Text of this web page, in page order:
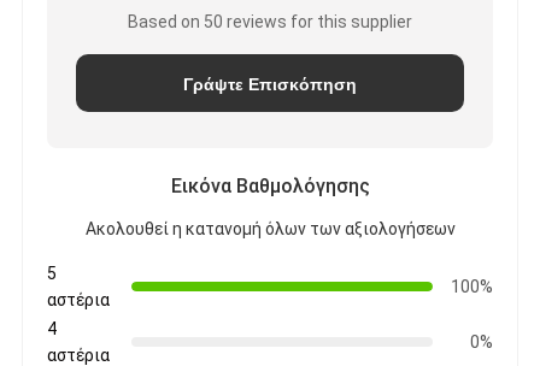
Based on 50 reviews for this supplier
Γράψτε Επισκόπηση
Εικόνα Βαθμολόγησης
Ακολουθεί η κατανομή όλων των αξιολογήσεων
5
αστέρια
100%
4
αστέρια
0%